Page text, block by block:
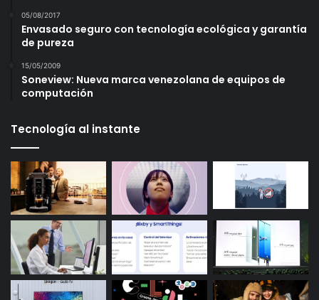
05/08/2017
Envasado seguro con tecnología ecológica y garantía
de pureza
15/05/2009
Soneview: Nueva marca venezolana de equipos de
computación
Tecnología al instante